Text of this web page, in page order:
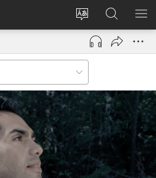
サ
イ
ト
の
言
語
変
え
る
ロ
グ
ン
し
い
タ
ブ
で
開
く）
JW.ORG
の
検
メ
を